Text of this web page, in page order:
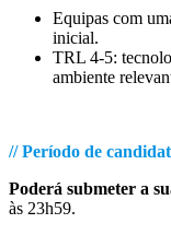
Equipas com
inicial.
TRL 4-5:
ambiente
// Período de
Poderá submeter a
às 23h59.